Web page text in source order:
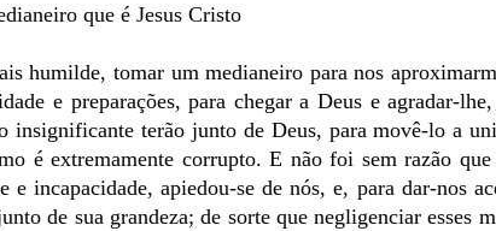
que é Jesus Cristo
humilde, tomar um medianeiro para nos
e preparações, para chegar a Deus e agradar-
insignificante terão junto de Deus, para movê-lo a
é extremamente corrupto. E não foi sem razão
incapacidade, apiedou-se de nós, e, para dar-nos
de sua grandeza; de sorte que negligenciar esses